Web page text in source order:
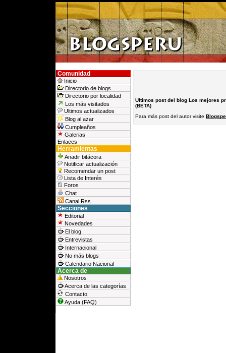
Comunidad
Inicio
Directorio de blogs
Directorio por localidad
Los más visitados
Ultimos actualizados
Blog al azar
Cumpleaños
Galerias
Enlaces
Herramientas
Anadir bitácora
Notificar actualización
Recomendar un post
Lista de Interés
Foros
Chat
Canal Rss
Secciones
Editorial
Novedades
El blog
Entrevistas
Internacional
No más blogs
Calendario Nacional
Acerca de
Nosotros
Acerca de las categorías
Contacto
Ayuda (FAQ)
Ultimos post del blog Los mejores
(BETA)
Para más post del autor visite